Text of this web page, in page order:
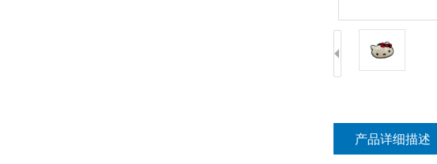
产品详细描述